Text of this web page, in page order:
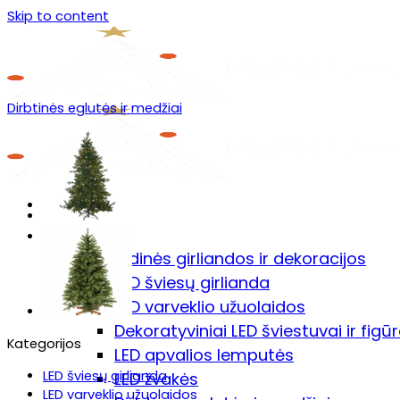
Skip to content
Menu
Prekių katalogas
🎄Kalėdinės girliandos ir dekoracijos
LED šviesų girlianda
LED varveklio užuolaidos
Dekoratyviniai LED šviestuvai ir
LED apvalios lemputės
LED žvakės
Dirbtinės eglutės ir medžiai
Kategorijos
LED šviesų girlianda
LED varveklio užuolaidos